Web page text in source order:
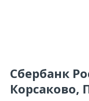
Сбербанк
Корсаково,